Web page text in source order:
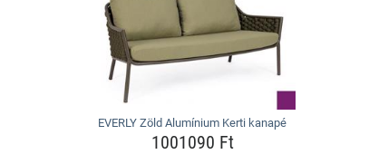
EVERLY Zöld Alumínium Kerti kanapé
1001090 Ft